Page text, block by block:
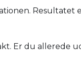
Resultatet
Er du allerede